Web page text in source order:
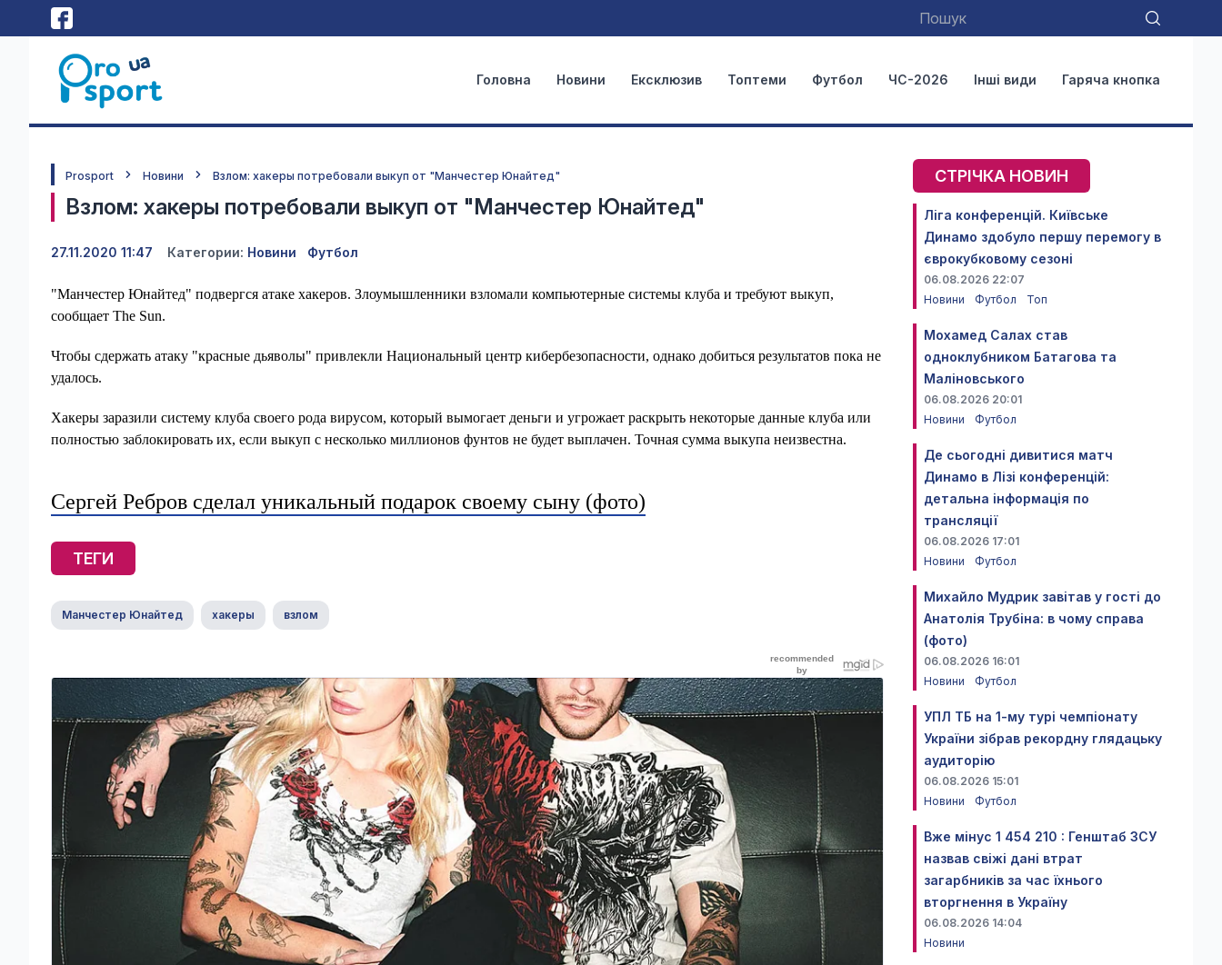
Головна Новини Ексклюзив Топтеми Футбол ЧС-2026 Інші види Гаряча кнопка
Prosport Новини Взлом: хакеры потребовали выкуп от "Манчестер Юнайтед"
Взлом: хакеры потребовали выкуп от "Манчестер Юнайтед"
27.11.2020 11:47 Категории: Новини Футбол
"Манчестер Юнайтед" подвергся атаке хакеров. Злоумышленники взломали компьютерные системы клуба и требуют выкуп,
сообщает The Sun.
Чтобы сдержать атаку "красные дьяволы" привлекли Национальный центр кибербезопасности, однако добиться результатов пока не
удалось.
Хакеры заразили систему клуба своего рода вирусом, который вымогает деньги и угрожает раскрыть некоторые данные клуба или
полностью заблокировать их, если выкуп с несколько миллионов фунтов не будет выплачен. Точная сумма выкупа неизвестна.
Сергей Ребров сделал уникальный подарок своему сыну (фото)
ТЕГИ
Манчестер Юнайтед хакеры взлом
СТРІЧКА НОВИН
Ліга конференцій. Київське
Динамо здобуло першу перемогу в
єврокубковому сезоні
06.08.2026 22:07
Новини
Футбол Топ
Мохамед Салах став
одноклубником Батагова та
Маліновського
06.08.2026 20:01
Новини
Футбол
Де сьогодні дивитися матч
Динамо в Лізі конференцій:
детальна інформація по
трансляції
06.08.2026 17:01
Новини
Футбол
Михайло Мудрик завітав у гості до
Анатолія Трубіна: в чому справа
(фото)
06.08.2026 16:01
Новини
Футбол
УПЛ ТБ на 1-му турі чемпіонату
України зібрав рекордну глядацьку
аудиторію
06.08.2026 15:01
Новини
Футбол
Вже мінус 1 454 210 : Генштаб ЗСУ
назвав свіжі дані втрат
загарбників за час їхнього
вторгнення в Україну
06.08.2026 14:04
Новини